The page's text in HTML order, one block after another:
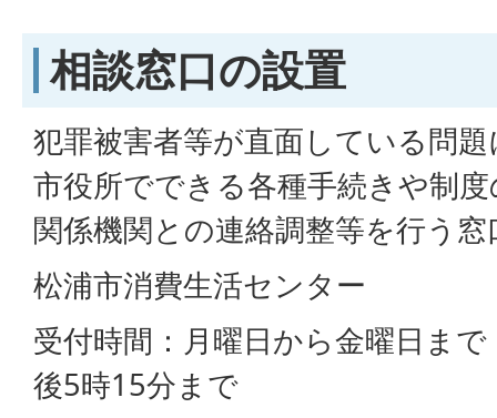
相談窓口の設置
犯罪被害者等が直面している問
市役所でできる各種手続きや制
関係機関との連絡調整等を行う
松浦市消費生活センター
受付時間：月曜日から金曜日ま
後5時15分まで